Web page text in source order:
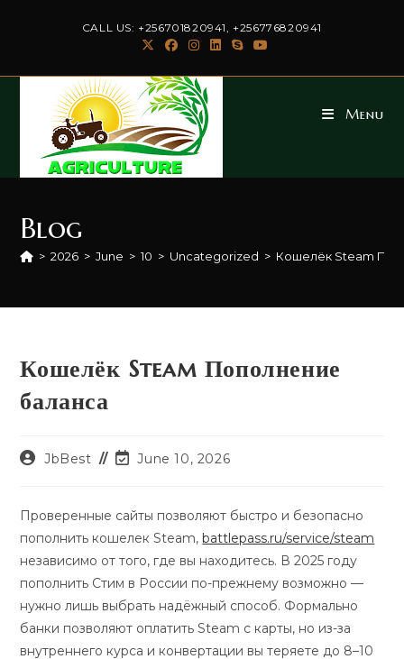
CALL US: +256701820941, +256776820941
Menu
Blog
> 2026 > June > 10 > Uncategorized > Кошелёк Steam
Кошелёк Steam Пополнение
баланса
PostJbBest
PostJune 10, 2026
Проверенные сайты позволяют быстро и безопасно
пополнить кошелек Steam,battlepass.ru/service/steam
независимо от того, где вы находитесь. В 2025 году
пополнить Стим в России по-прежнему возможно —
нужно лишь выбрать надёжный способ. Формально
банки позволяют оплатить Steam с карты, но из-за
внутреннего курса и конвертации вы теряете до 8–10